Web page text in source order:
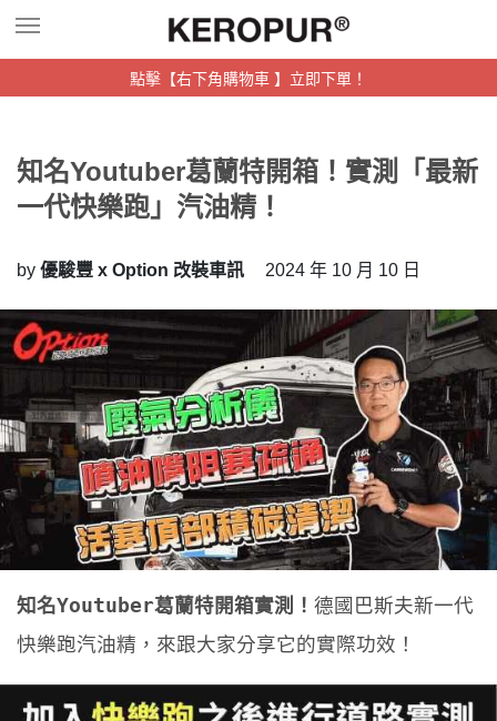
點擊【右下角購物車 】立即下單！
知名Youtuber葛蘭特開箱！實測「最新
一代快樂跑」汽油精！
by 優駿豐 x Option 改裝車訊 2024 年 10 月 10 日
知名Youtuber葛蘭特開箱實測！ 德國巴斯夫新一代
快樂跑汽油精，來跟大家分享它的實際功效！